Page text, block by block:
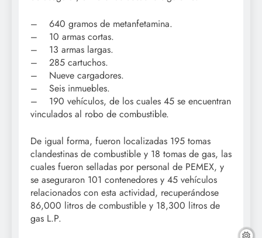
– 640 gramos de metanfetamina.
– 10 armas cortas.
– 13 armas largas.
– 285 cartuchos.
– Nueve cargadores.
– Seis inmuebles.
– 190 vehículos, de los cuales 45 se encuentran
vinculados al robo de combustible.
De igual forma, fueron localizadas 195 tomas
clandestinas de combustible y 18 tomas de gas, las
cuales fueron selladas por personal de PEMEX, y
se aseguraron 101 contenedores y 45 vehículos
relacionados con esta actividad, recuperándose
86,000 litros de combustible y 18,300 litros de
gas L.P.